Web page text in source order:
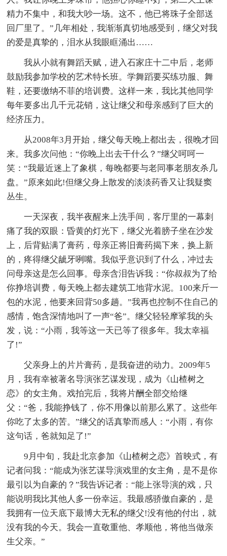
精力不集中，和我大吵一场。这不，他已将珠子全部送
回厂里了。”几年相处，我渐渐真切地感受到，继父对我
的爱是真挚的，泪水从我眼眶涌出……
我从小就有舞蹈天赋，进入石家庄十二中后，老师
鼓励我参加学校的艺术特长班。学舞蹈要买练功服、舞
鞋，还要缴纳不菲的培训费。这样一来，我比其他同学
每年要多出几千元花销，这让继父和母亲感到了巨大的
经济压力。
从2008年3月开始，继父每天晚上都出去，很晚才回
来。我多次问他：“你晚上出去干什么？”继父呵呵一
笑：“我最近迷上了象棋，每晚都要与老同事老朋友杀几
盘。”原来如此!但继父身上散发的淡淡药香又让我疑窦
丛生。
一天深夜，我半夜醒来上洗手间，客厅里的一幕刺
痛了我的双眼：昏黄的灯光下，继父光着膀子坐在沙发
上，后背贴满了膏药，母亲正将旧膏药揭下来，换上新
的，疼得继父龇牙咧嘴。我似乎意识到了什么，冲过去
问母亲这是怎么回事。母亲含泪告诉我：“你叔叔为了给
你挣培训费，每天晚上都去建筑工地背水泥。100来斤一
包的水泥，他要来回背50多趟。”我再也控制不住自己的
感情，饱含深情地叫了一声“爸”。继父轻轻摩挲我的头
发，说：“小雨，我等这一天已等了很多年。我太幸福
了!”
父亲身上的片片膏药，是我奋进的动力。2009年5
月，我有幸被著名导演张艺谋发现，成为《山楂树之
恋》的女主角。戏拍完后，我将片酬全部交给继
父：“爸，我能挣钱了，你不用像以前那么累了。这些年
你吃了太多的苦。”继父的话真挚而感人：“小雨，有你
这句话，爸就知足了!”
9月中旬，我赴北京参加《山楂树之恋》首映式，有
记者问我：“能成为张艺谋导演戏里的女主角，是不是你
最引以为自豪的？”我告诉记者：“能上张导演的戏，只
能说明我比其他人多一份幸运。我最感骄傲自豪的，是
我拥有一位天底下最博大无私的继父!没有他的付出，就
没有我的今天。我会一直敬重他、孝顺他，将他当做亲
生父亲。”